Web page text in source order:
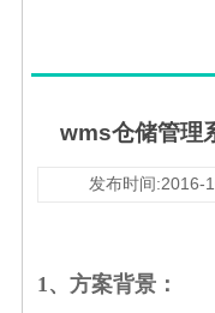
wms仓储管理
发布时间:2016-
1、方案背景：